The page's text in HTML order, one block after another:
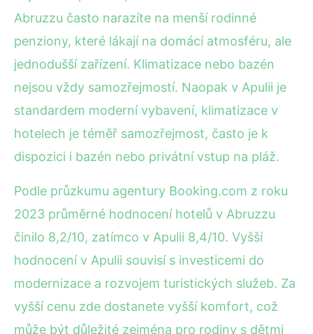
Abruzzu často narazíte na menší rodinné
penziony, které lákají na domácí atmosféru, ale
jednodušší zařízení. Klimatizace nebo bazén
nejsou vždy samozřejmostí. Naopak v Apulii je
standardem moderní vybavení, klimatizace v
hotelech je téměř samozřejmost, často je k
dispozici i bazén nebo privátní vstup na pláž.
Podle průzkumu agentury Booking.com z roku
2023 průměrné hodnocení hotelů v Abruzzu
činilo 8,2/10, zatímco v Apulii 8,4/10. Vyšší
hodnocení v Apulii souvisí s investicemi do
modernizace a rozvojem turistických služeb. Za
vyšší cenu zde dostanete vyšší komfort, což
může být důležité zejména pro rodiny s dětmi